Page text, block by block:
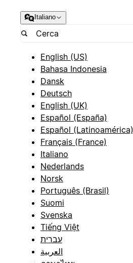
Italiano
English (US)
Bahasa Indonesia
Dansk
Deutsch
English (UK)
Español (España)
Español (Latinoamérica)
Français (France)
Italiano
Nederlands
Norsk
Português (Brasil)
Suomi
Svenska
Tiếng Việt
עברית
العربية